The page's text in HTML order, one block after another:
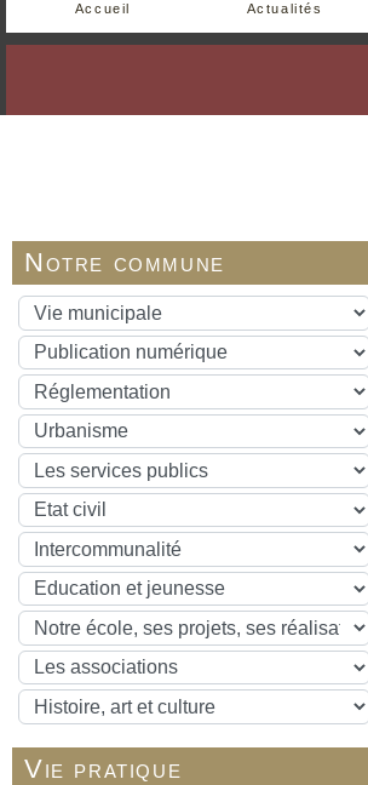
Accueil Actualités
Notre commune
Vie pratique